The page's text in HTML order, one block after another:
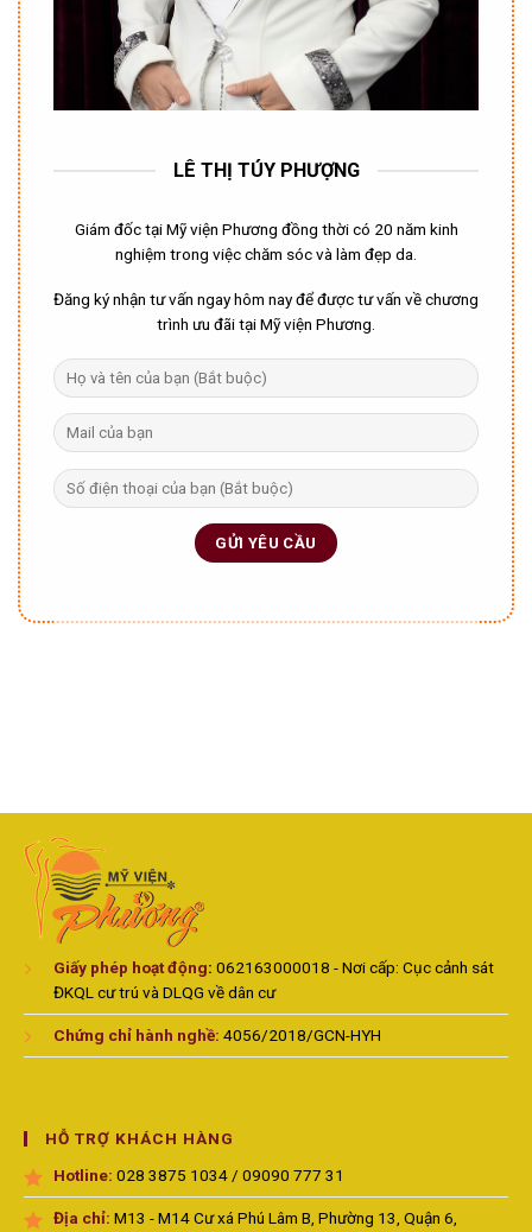
LÊ THỊ TÚY PHƯỢNG
Giám đốc tại Mỹ viện Phương đồng thời có 20 năm kinh
nghiệm trong việc chăm sóc và làm đẹp da.
Đăng ký nhận tư vấn ngay hôm nay để được tư vấn về chương
trình ưu đãi tại Mỹ viện Phương.
Giấy phép hoạt động: 062163000018 - Nơi cấp: Cục cảnh sát
ĐKQL cư trú và DLQG về dân cư
Chứng chỉ hành nghề: 4056/2018/GCN-HYH
HỖ TRỢ KHÁCH HÀNG
Hotline: 028 3875 1034 / 09090 777 31
Địa chỉ: M13 - M14 Cư xá Phú Lâm B, Phường 13, Quận 6,